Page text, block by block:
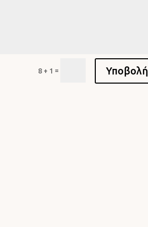
8 + 1 = Υποβολή